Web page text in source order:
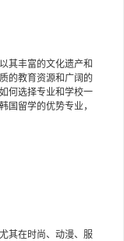
其丰富的文化遗产和
的教育资源和广阔的
何选择专业和学校一
国留学的优势专业，
其在时尚、动漫、服